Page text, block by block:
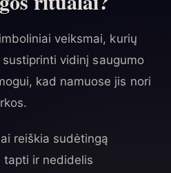
veiksmai, kurių
vidinį saugumo
kad namuose jis nori
reiškia sudėtingą
tapti ir nedidelis